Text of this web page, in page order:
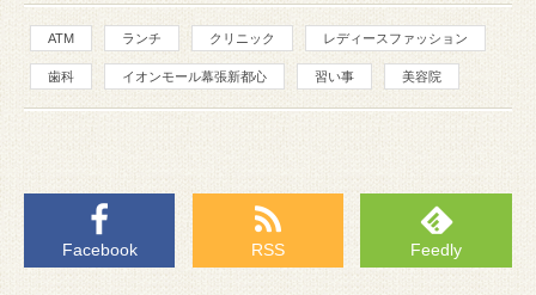
ATM ランチ クリニック レディースファッション
歯科 イオンモール幕張新都心 習い事 美容院
Facebook RSS Feedly